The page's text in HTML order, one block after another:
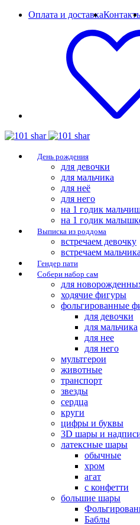
Оплата и доставка
День рождения
для девочки
для мальчика
для неё
для него
на 1 годик
на 1 годик
Выписка из роддома
встречаем девочку
встречаем мальчика
Гендер пати
Собери набор сам
для
ходячие фигуры
фольгированные
для девочки
для мальчика
для нее
для него
мультгерои
животные
транспорт
звезды
сердца
круги
цифры и буквы
3D шары и
латексные шары
обычные
хром
агат
с конфетти
большие шары
Баблы